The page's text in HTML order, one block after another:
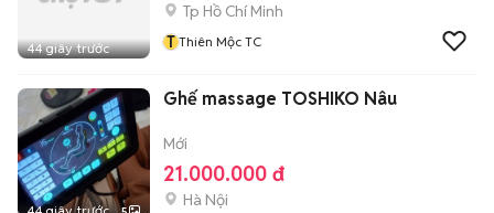
44 giây trước
Tp Hồ Chí Minh
T Thiên Mộc TC
Ghế massage TOSHIKO Nâu
Mới
21.000.000 đ
Hà Nội